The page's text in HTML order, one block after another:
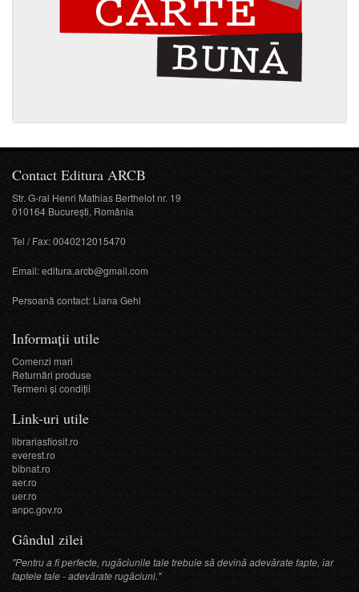
Contact Editura ARCB
Str. G-ral Henri Mathias Berthelot nr. 19
010164 București, România
Tel / Fax: 0040212015470
Email:editura.arcb@gmail.com
Persoană contact: Liana Gehl
Informații utile
Comenzi mari
Returnări produse
Termeni şi condiţii
Link-uri utile
librariasfiosif.ro
everest.ro
bibnat.ro
aer.ro
uer.ro
anpc.gov.ro
Gândul zilei
"Pentru a fi perfecte, rugăciunile tale trebuie să devină adevărate fapte, iar
faptele tale - adevărate rugăciuni."